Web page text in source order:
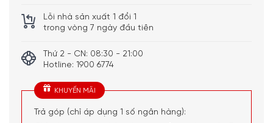
Mức công suất chuyên sâu: khử mùi hôi nhanh chóng và
hiệu quả.
Đặc điểm nổi bật ở Máy Hút Mùi Bosch
DWB77IM50 Series 4
Giữ mọi thứ trong tầm kiểm soát:
TouchControl đơn giản, bạn có thể chọn trực tiếp tất cả
các chức năng của máy hút mùi một cách đơn giản và
Lỗi nhà sản xuất 1 đổi 1
trong vòng 7 ngày đầu tiên
Thứ 2 - CN: 08:30 - 21:00
Hotline: 1900 6774
KHUYẾN MÃI
Trả góp (chỉ áp dụng 1 số ngân hàng):